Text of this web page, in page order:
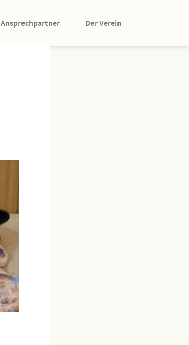
Ansprechpartner Der Verein